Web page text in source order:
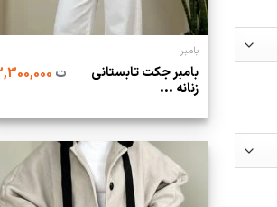
بامبر
بامبر جکت تابستانی
زنانه ...
ت